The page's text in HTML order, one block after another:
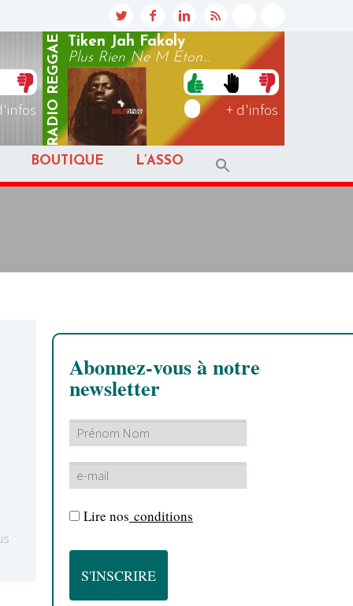
RADIO
REGGAE
Tiken Jah Fakoly
Plus Rien Ne M Eton...
+ d'infos
BOUTIQUE L’ASSO
Abonnez-vous à notre
newsletter
Lire nos conditions